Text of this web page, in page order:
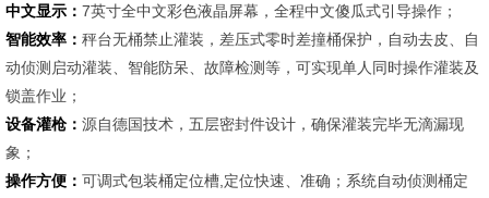
中文显示： 7英寸全中文彩色液晶屏幕，全程中文傻瓜式引导操作；
智能效率： 秤台无桶禁止灌装，差压式零时差撞桶保护，自动去皮、自
动侦测启动灌装、智能防呆、故障检测等，可实现单人同时操作灌装及
锁盖作业；
设备灌枪： 源自德国技术，五层密封件设计，确保灌装完毕无滴漏现
象；
操作方便： 可调式包装桶定位槽,定位快速、准确；系统自动侦测桶定